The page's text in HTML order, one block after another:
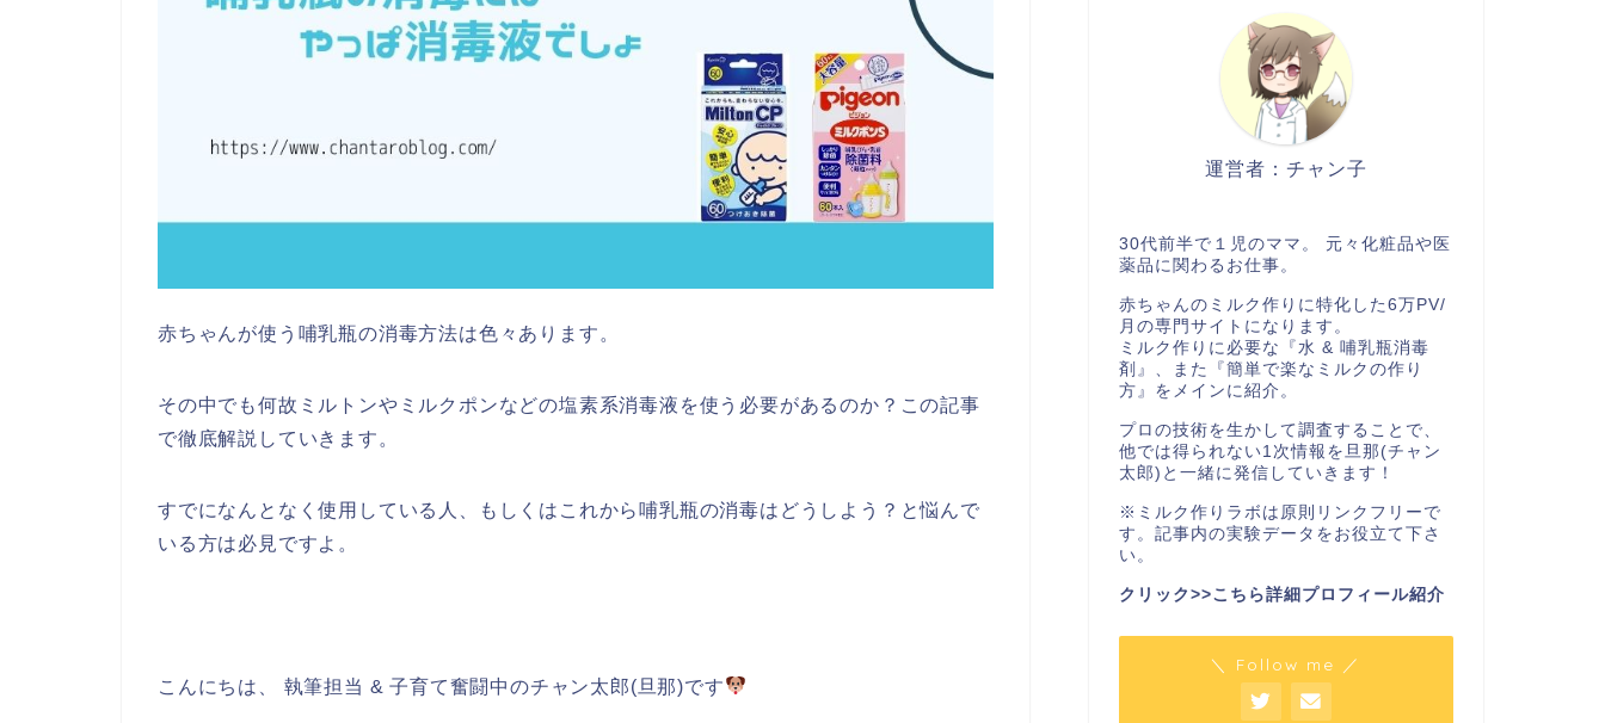
赤ちゃんが使う哺乳瓶の消毒方法は色々あります。
その中でも何故ミルトンやミルクポンなどの塩素系消毒液を使う必要があるのか？この記事
で徹底解説していきます。
すでになんとなく使用している人、もしくはこれから哺乳瓶の消毒はどうしよう？と悩んで
いる方は必見ですよ。
こんにちは、 執筆担当 & 子育て奮闘中のチャン太郎(旦那)です
運営者：チャン子
30代前半で１児のママ。 元々化粧品や医
薬品に関わるお仕事。
赤ちゃんのミルク作りに特化した6万PV/
月の専門サイトになります。
ミルク作りに必要な『水 & 哺乳瓶消毒
剤』、また『簡単で楽なミルクの作り
方』をメインに紹介。
プロの技術を生かして調査することで、
他では得られない1次情報を旦那(チャン
太郎)と一緒に発信していきます！
※ミルク作りラボは原則リンクフリーで
す。記事内の実験データをお役立て下さ
い。
クリック>>こちら詳細プロフィール紹介
＼ Follow me ／